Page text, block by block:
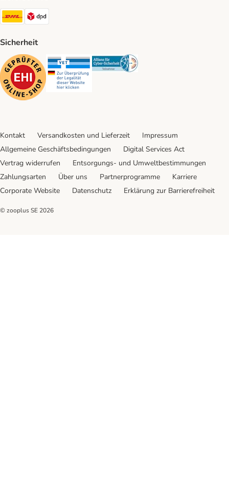
DHL Shipping Method
Sicherheit
Security Security Security
Kontakt Versandkosten und Lieferzeit
Impressum
Allgemeine Geschäftsbedingungen
Digital Services Act
Vertrag widerrufen
Entsorgungs- und Umweltbestimmungen
Zahlungsarten
Über uns Partnerprogramme
Karriere
Corporate Website
Datenschutz Erklärung zur Barrierefreiheit
© zooplus SE 2026